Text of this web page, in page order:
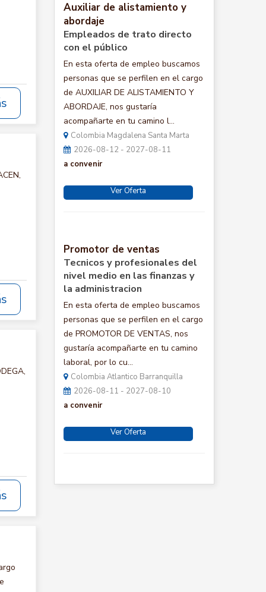
Auxiliar de alistamiento y
abordaje
Empleados de trato directo
con el público
En esta oferta de empleo buscamos
personas que se perfilen en el cargo
de AUXILIAR DE ALISTAMIENTO Y
ABORDAJE, nos gustaría
acompañarte en tu camino l...
Colombia Magdalena Santa Marta
2026-08-12 - 2027-08-11
a convenir
Ver Oferta
Promotor de ventas
Tecnicos y profesionales del
nivel medio en las finanzas y
la administracion
En esta oferta de empleo buscamos
personas que se perfilen en el cargo
de PROMOTOR DE VENTAS, nos
gustaría acompañarte en tu camino
laboral, por lo cu...
Colombia Atlantico Barranquilla
2026-08-11 - 2027-08-10
a convenir
Ver Oferta